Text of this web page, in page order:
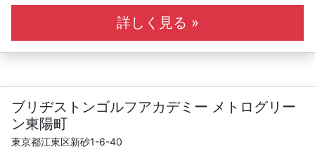
提供して指導していくので上達が早いのです。
毎回のレッスン記録やスイング動画を電子カルテに保存し
ており、ご自宅でご自身の指導内容やスイング動画をじっ
す。
詳しく見る »
ブリヂストンゴルフアカデミー メトログリー
ン東陽町
東京都江東区新砂1-6-40